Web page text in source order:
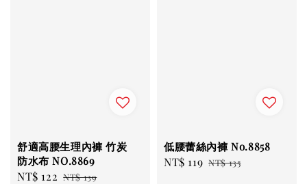
舒適高腰生理內褲 竹炭
防水布 NO.8869
Sale
NT$ 122 Regular
NT$ 139
低腰蕾絲內褲 No.8858
Sale
NT$ 119 Regular
NT$ 135